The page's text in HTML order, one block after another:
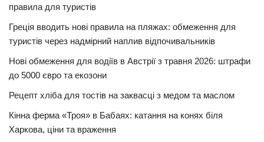
правила для туристів
Греція вводить нові правила на пляжах: обмеження для
туристів через надмірний наплив відпочивальників
Нові обмеження для водіїв в Австрії з травня 2026: штрафи
до 5000 євро та екозони
Рецепт хліба для тостів на заквасці з медом та маслом
Кінна ферма «Троя» в Бабаях: катання на конях біля
Харкова, ціни та враження